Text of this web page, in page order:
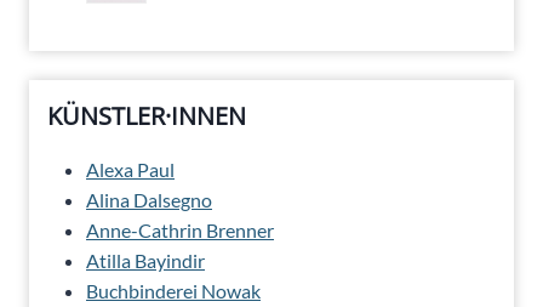
KÜNSTLER·INNEN
Alexa Paul
Alina Dalsegno
Anne-Cathrin Brenner
Atilla Bayindir
Buchbinderei Nowak